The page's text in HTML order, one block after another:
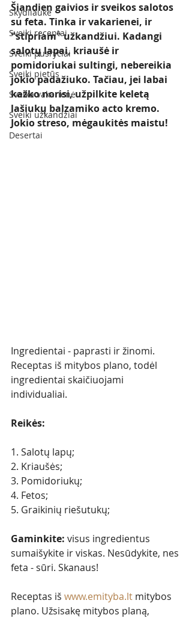
Skydliaukė
Sveiki receptai
Sveiki pusryčiai
Sveiki pietūs
Sveika vakarienė
Sveiki užkandžiai
Desertai
Šiandien gaivios ir sveikos salotos
su feta. Tinka ir vakarienei, ir
"stipriam" užkandžiui. Kadangi
salotų lapai, kriaušė ir
pomidoriukai sultingi, nebereikia
jokio padažiuko. Tačiau, jei labai
kažko norisi, užpilkite keletą
lašiukų balzamiko acto kremo.
Jokio streso, mėgaukitės maistu!
Ingredientai - paprasti ir žinomi.
Receptas iš mitybos plano, todėl
ingredientai skaičiuojami
individualiai.
Reikės:
1. Salotų lapų;
2. Kriaušės;
3. Pomidoriukų;
4. Fetos;
5. Graikinių riešutukų;
Gaminkite: visus ingredientus
sumaišykite ir viskas. Nesūdykite, nes
feta - sūri. Skanaus!
Receptas iš www.emityba.lt mitybos
plano. Užsisakę mitybos planą,